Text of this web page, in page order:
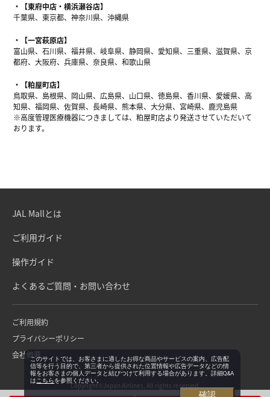
【東府中店・横浜瀬谷店】
千葉県、東京都、神奈川県、沖縄県
【一宮萩原店】
富山県、石川県、福井県、岐阜県、静岡県、愛知県、三重県、滋賀県、京
都府、大阪府、兵庫県、奈良県、和歌山県
【粕屋町店】
鳥取県、島根県、岡山県、広島県、山口県、徳島県、香川県、愛媛県、高
知県、福岡県、佐賀県、長崎県、熊本県、大分県、宮崎県、鹿児島県
※高度管理医療機器につきましては、粕屋町店より発送させていただいて
おります。
JAL Mallとは
ご利用ガイド
操作ガイド
よくあるご質問・お問い合わせ
ご利用規約
プライバシーポリシー
会社概要
Copyright©Japan Airlines. All rights reserved.
このサイトでは、お客さまに適したお得な商品やサービスの案内、広告配
信等を行う目的で、第三者から提供された位置情報や広告データなどの情
報をお客さまの個人データと結びつけて利用する場合があります。詳細Q&A
は こちらを参照ください。
確認